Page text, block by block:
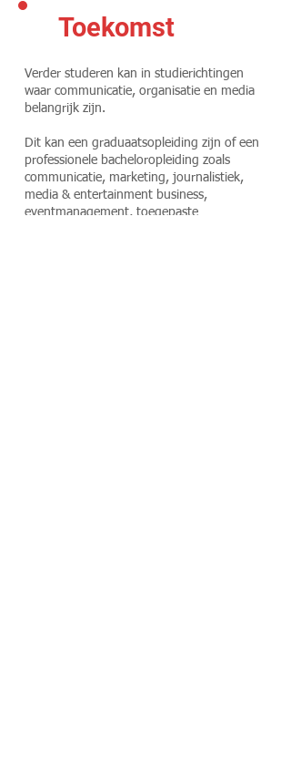
Toekomst
Verder studeren kan in studierichtingen
waar communicatie, organisatie en media
belangrijk zijn.
Dit kan een graduaatsopleiding zijn of een
professionele bacheloropleiding zoals
communicatie, marketing, journalistiek,
media & entertainment business,
eventmanagement, toegepaste